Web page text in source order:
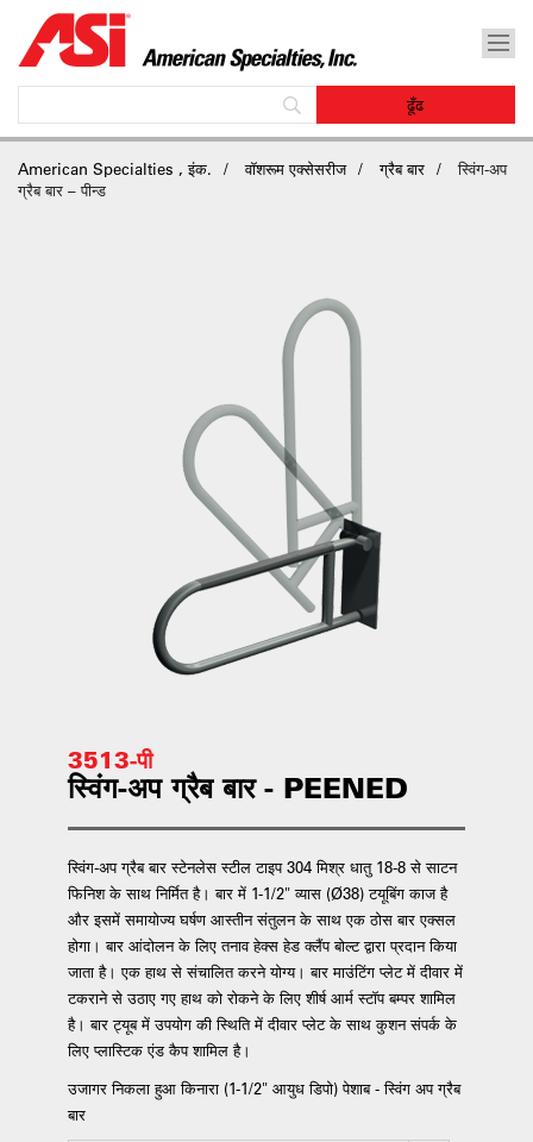
American Specialties , इंक. वॉशरूम एक्सेसरीज ग्रैब बार
स्विंग-अप
ग्रैब बार – पीन्ड
3513-पी
स्विंग-अप ग्रैब बार - PEENED
स्विंग-अप ग्रैब बार स्टेनलेस स्टील टाइप 304 मिश्र धातु 18-8 से साटन
फिनिश के साथ निर्मित है। बार में 1-1/2" व्यास (Ø38) टयूबिंग काज है
और इसमें समायोज्य घर्षण आस्तीन संतुलन के साथ एक ठोस बार एक्सल
होगा। बार आंदोलन के लिए तनाव हेक्स हेड क्लैंप बोल्ट द्वारा प्रदान किया
जाता है। एक हाथ से संचालित करने योग्य। बार माउंटिंग प्लेट में दीवार में
टकराने से उठाए गए हाथ को रोकने के लिए शीर्ष आर्म स्टॉप बम्पर शामिल
है। बार ट्यूब में उपयोग की स्थिति में दीवार प्लेट के साथ कुशन संपर्क के
लिए प्लास्टिक एंड कैप शामिल है।
उजागर निकला हुआ किनारा (1-1/2" आयुध डिपो) पेशाब - स्विंग अप ग्रैब
बार